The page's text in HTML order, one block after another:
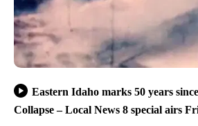
Eastern Idaho marks 50 years
Collapse – Local News 8 special airs